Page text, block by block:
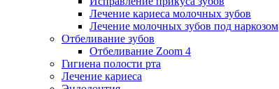
Лечение кариеса молочных зубов
Лечение молочных зубов под наркозом
Отбеливание зубов
Отбеливание Zoom 4
Гигиена полости рта
Лечение кариеса